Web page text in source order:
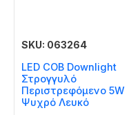
SKU: 063264
LED COB Downlight
Στρογγυλό
Περιστρεφόμενο 5W
Ψυχρό Λευκό